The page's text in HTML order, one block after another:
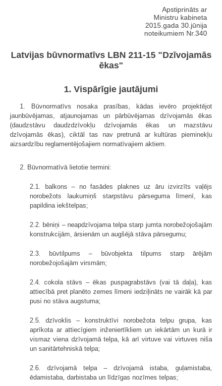
Apstiprināts ar
Ministru kabineta
2015.gada 30.jūnija
noteikumiem Nr.340
Latvijas būvnormatīvs LBN 211-15 "Dzīvojamās
ēkas"
1. Vispārīgie jautājumi
1. Būvnormatīvs nosaka prasības, kādas ievēro projektējot
jaunbūvējamas, atjaunojamas un pārbūvējamas dzīvojamās ēkas
(daudzstāvu daudzdzīvokļu dzīvojamās ēkas un mazstāvu
dzīvojamās ēkas), ciktāl tas nav pretrunā ar kultūras pieminekļu
aizsardzību reglamentējošajiem normatīvajiem aktiem.
2. Būvnormatīvā lietotie termini:
2.1. balkons – no fasādes plaknes uz āru izvirzīts vaļējs
norobežots laukumiņš starpstāvu pārseguma līmenī, kas
papildina iekštelpas;
2.2. bēniņi – neapdzīvojama telpa starp jumta norobežojošajām
konstrukcijām, ārsienām un augšējā stāva pārsegumu;
2.3. būvtilpums – būvobjekta tilpums starp ārējām
norobežojošajām virsmām;
2.4. cokola stāvs – ēkas puspagrabstāvs (vai tā daļa), kas
attiecībā pret planēto zemes līmeni iedziļināts ne vairāk kā par
pusi no stāva augstuma;
2.5. dzīvoklis – konstruktīvi norobežota telpu grupa, kas
aprīkota ar attiecīgiem inženiertīkliem un iekārtām un kurā ir
vismaz viena dzīvojamā telpa, kā arī virtuve vai virtuves niša
un sanitārtehniskā telpa;
2.6. dzīvojamā telpa – dzīvojamā istaba, guļamistaba,
ēdamistaba, darbistaba un līdzīgas nozīmes telpas;